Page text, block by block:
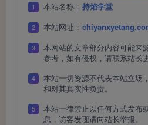
第二泡，换了一款十七年的
是淡淡的药香，有点像甘草，又
1 本站名称： 持焰学堂
2 本站网址：
3
本网站的文章部分内容可能来
参考，如有侵权，请联系站长
4
本站一切资源不代表本站立场
和对其真实性负责。
5
本站一律禁止以任何方式发布
息，访客发现请向站长举报。